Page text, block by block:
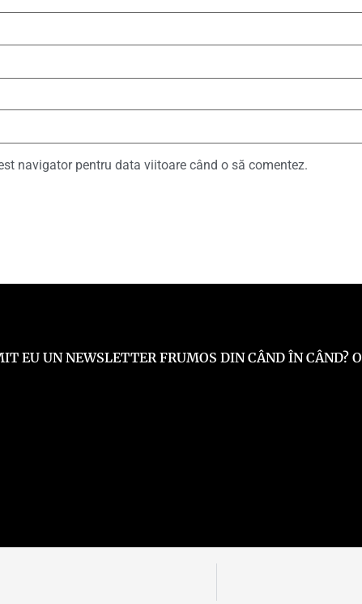
navigator pentru data viitoare când o să comentez.
EU UN NEWSLETTER FRUMOS DIN CÂND ÎN CÂND? O